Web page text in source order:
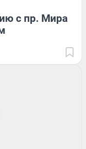
с пр. Мира